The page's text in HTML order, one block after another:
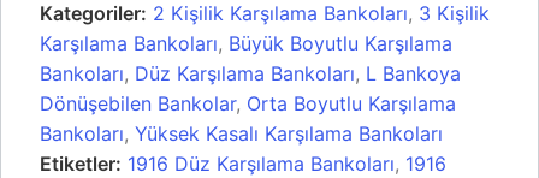
Kategoriler: 2 Kişilik Karşılama Bankoları, 3 Kişilik
Karşılama Bankoları, Büyük Boyutlu Karşılama
Bankoları, Düz Karşılama Bankoları, L Bankoya
Dönüşebilen Bankolar, Orta Boyutlu Karşılama
Bankoları, Yüksek Kasalı Karşılama Bankoları
Etiketler: 1916 Düz Karşılama Bankoları, 1916